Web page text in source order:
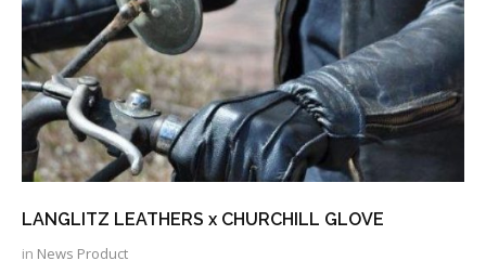
LANGLITZ LEATHERS x CHURCHILL GLOVE
in News Product